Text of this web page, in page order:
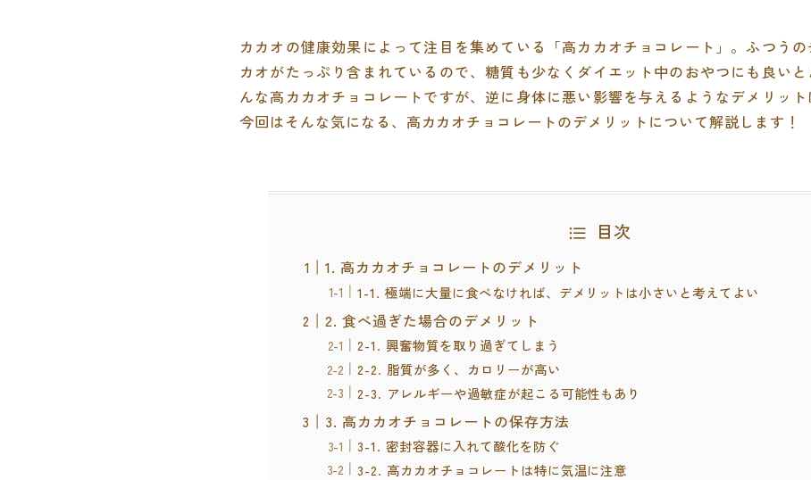
カカオの健康効果によって注目を集めている「高カカオチョコレート」。ふつう
カオがたっぷり含まれているので、糖質も少なくダイエット中のおやつにも良い
んな高カカオチョコレートですが、逆に身体に悪い影響を与えるようなデメリッ
今回はそんな気になる、高カカオチョコレートのデメリットについて解説します！
目次
1. 高カカオチョコレートのデメリット
1-1. 極端に大量に食べなければ、デメリットは小さいと考えてよい
2. 食べ過ぎた場合のデメリット
2-1. 興奮物質を取り過ぎてしまう
2-2. 脂質が多く、カロリーが高い
2-3. アレルギーや過敏症が起こる可能性もあり
3. 高カカオチョコレートの保存方法
3-1. 密封容器に入れて酸化を防ぐ
3-2. 高カカオチョコレートは特に気温に注意